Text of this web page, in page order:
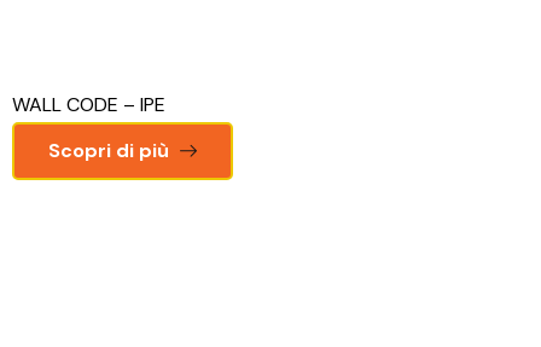
WALL CODE – IPE
Scopri di più